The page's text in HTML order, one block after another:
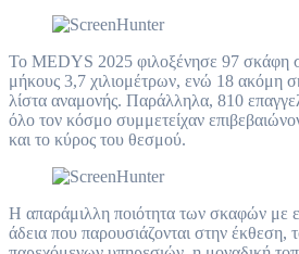
Το MEDYS 2025 φιλοξένησε 97 σκάφη
μήκους 3,7 χιλιομέτρων, ενώ 18 ακόμη
λίστα αναμονής. Παράλληλα, 810
όλο τον κόσμο συμμετείχαν
και το κύρος του θεσμού.
Η απαράμιλλη ποιότητα των σκαφών με
άδεια που παρουσιάζονται στην έκθεση,